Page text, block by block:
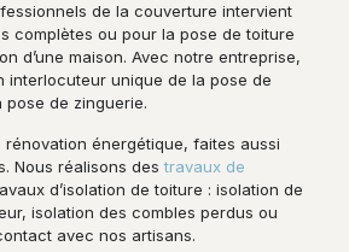
de la couverture intervient
complètes ou pour la pose de toiture
d’une maison. Avec notre entreprise,
interlocuteur unique de la pose de
pose de zinguerie.
rénovation énergétique, faites aussi
Nous réalisons destravaux de
d’isolation de toiture : isolation de
isolation des combles perdus ou
avec nos artisans.